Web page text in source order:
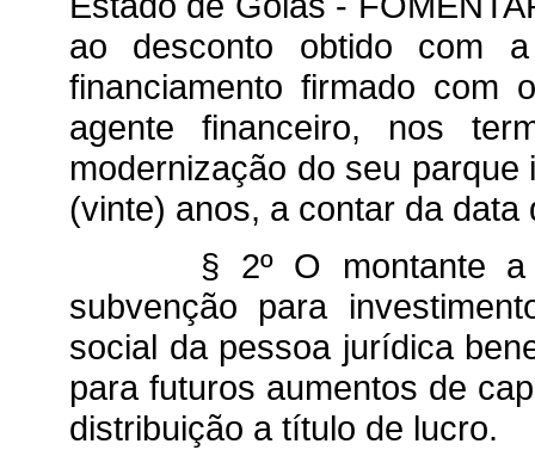
ao desconto obtido com
financiamento firmado com
agente financeiro, nos
modernização do seu
(vinte) anos, a contar da
§ 2º O montante
subvenção para
social da pessoa jurídica
para futuros aumentos de
distribuição a título de lucro.